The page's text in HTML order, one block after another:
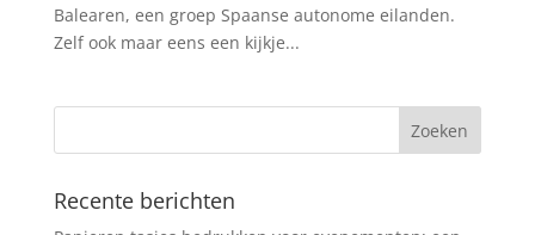
Balearen, een groep Spaanse autonome eilanden.
Zelf ook maar eens een kijkje...
Recente berichten